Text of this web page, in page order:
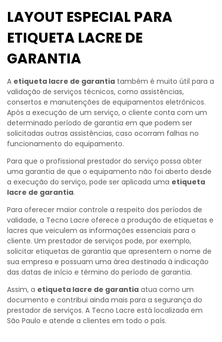
LAYOUT ESPECIAL PARA
ETIQUETA LACRE DE
GARANTIA
A etiqueta lacre de garantia também é muito útil para a
validação de serviços técnicos, como assistências,
consertos e manutenções de equipamentos eletrônicos.
Após a execução de um serviço, o cliente conta com um
determinado período de garantia em que podem ser
solicitadas outras assistências, caso ocorram falhas no
funcionamento do equipamento.
Para que o profissional prestador do serviço possa obter
uma garantia de que o equipamento não foi aberto desde
a execução do serviço, pode ser aplicada uma etiqueta
lacre de garantia.
Para oferecer maior controle a respeito dos períodos de
validade, a Tecno Lacre oferece a produção de etiquetas e
lacres que veiculem as informações essenciais para o
cliente. Um prestador de serviços pode, por exemplo,
solicitar etiquetas de garantia que apresentem o nome de
sua empresa e possuam uma área destinada à indicação
das datas de início e término do período de garantia.
Assim, a etiqueta lacre de garantia atua como um
documento e contribui ainda mais para a segurança do
prestador de serviços. A Tecno Lacre está localizada em
São Paulo e atende a clientes em todo o país.